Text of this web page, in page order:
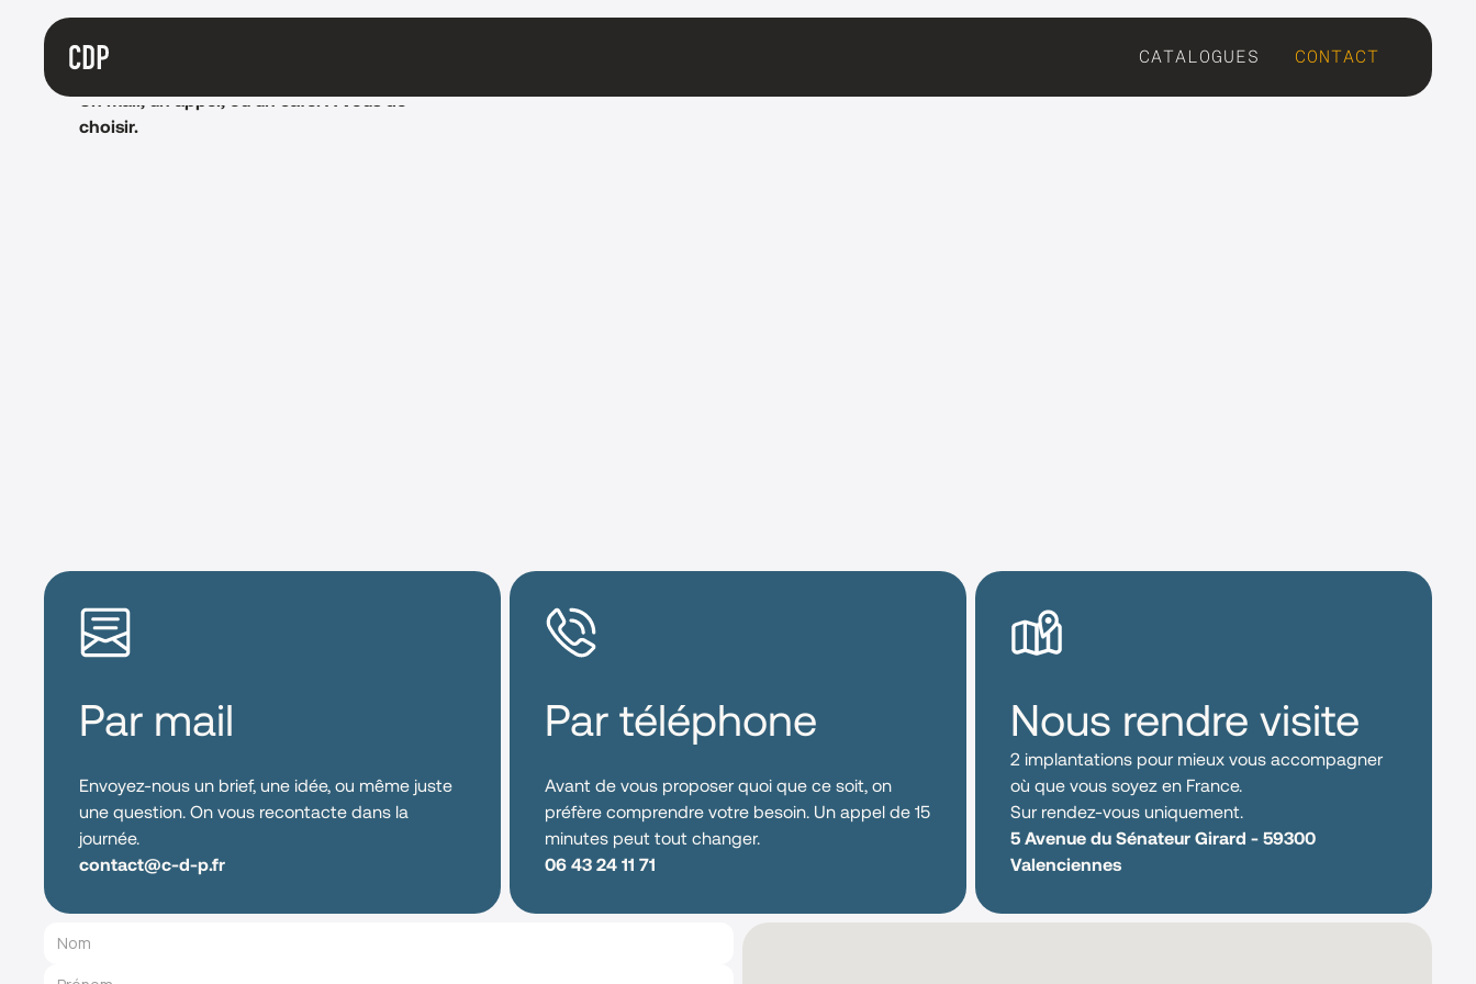
CATALOGUES CONTACT
On ne commence jamais par vous envoyer
un catalogue. On commence par vous
écouter.
Un mail, un appel, ou un café. À vous de
choisir.
Par mail
Envoyez-nous un brief, une idée, ou même juste
une question. On vous recontacte dans la
journée.
contact@c-d-p.fr
Par téléphone
Avant de vous proposer quoi que ce soit, on
préfère comprendre votre besoin. Un appel de 15
minutes peut tout changer.
06 43 24 11 71
Nous rendre visite
2 implantations pour mieux vous accompagner
où que vous soyez en France.
Sur rendez-vous uniquement.
5 Avenue du Sénateur Girard - 59300
Valenciennes